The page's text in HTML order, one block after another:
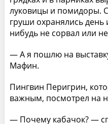
луковицы и помидоры.
груши охранялись день
нибудь не сорвал или
— А я пошлю на
Мафин.
Пингвин Перигрин,
важным, посмотрел на
— Почему кабачок? —